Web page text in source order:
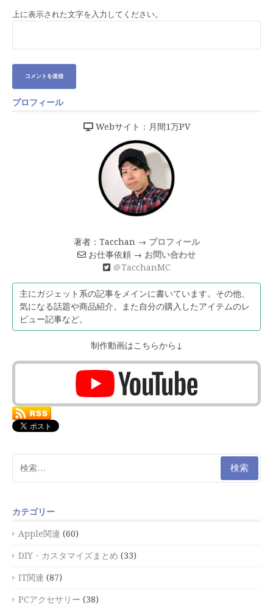
上に表示された文字を入力してください。
プロフィール
Webサイト：月間1万PV
著者：Tacchan → プロフィール
お仕事依頼 → お問い合わせ
＠TacchanMC
主にガジェット系の記事をメインに書いています。その他、
気になる話題や商品紹介。また自分の購入したアイテムのレ
ビュー記事など。
制作動画はこちらから↓
索:
カテゴリー
Apple関連 (60)
DIY・カスタマイズまとめ (33)
IT関連 (87)
PCアクセサリー (38)